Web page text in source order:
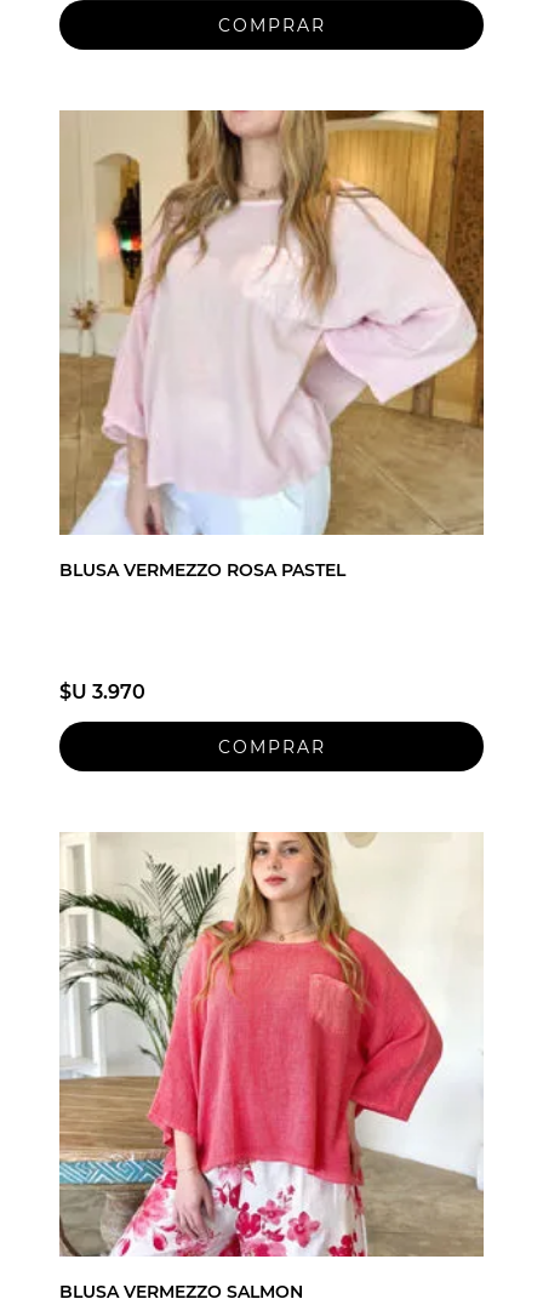
BLUSA VERMEZZO ROSA PASTEL
$U 3.970
BLUSA VERMEZZO SALMON